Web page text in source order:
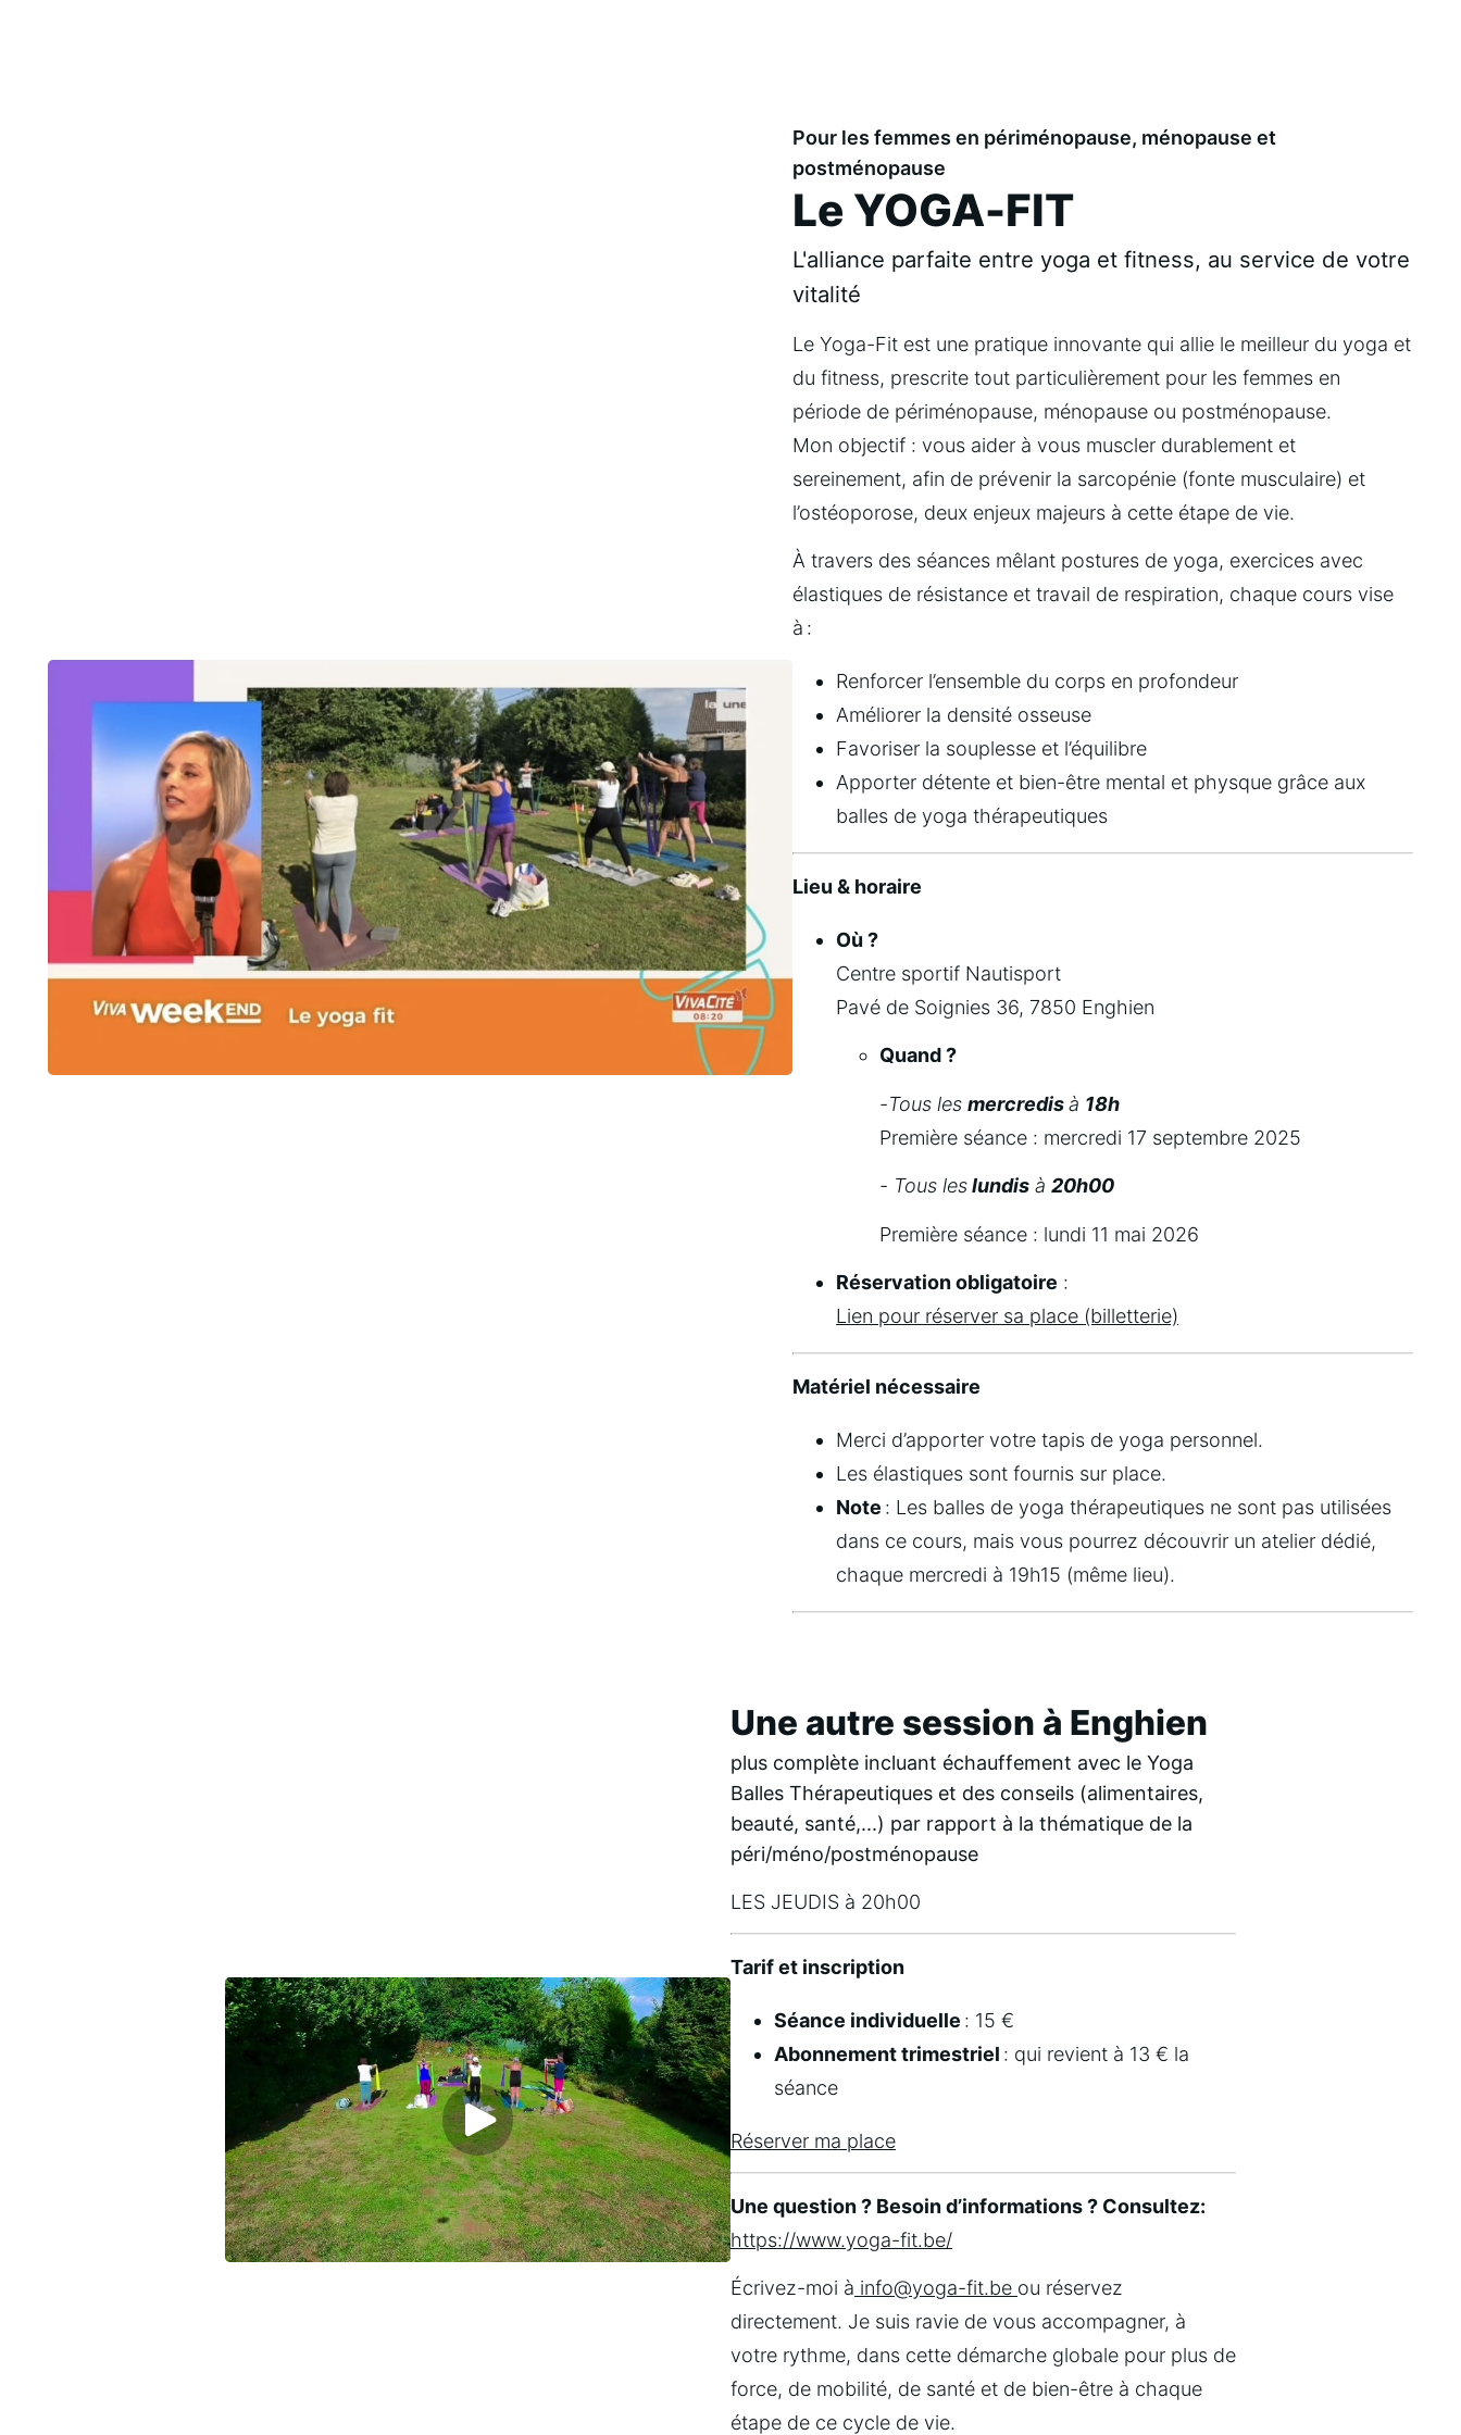
Pour les femmes en périménopause, ménopause et
postménopause
Le YOGA-FIT
L'alliance parfaite entre yoga et fitness, au service de votre
vitalité
Le Yoga-Fit est une pratique innovante qui allie le meilleur du yoga et
du fitness, prescrite tout particulièrement pour les femmes en
période de périménopause, ménopause ou postménopause.
Mon objectif : vous aider à vous muscler durablement et
sereinement, afin de prévenir la sarcopénie (fonte musculaire) et
l’ostéoporose, deux enjeux majeurs à cette étape de vie.
À travers des séances mêlant postures de yoga, exercices avec
élastiques de résistance et travail de respiration, chaque cours vise
à :
Renforcer l’ensemble du corps en profondeur
Améliorer la densité osseuse
Favoriser la souplesse et l’équilibre
Apporter détente et bien-être mental et physque grâce aux
balles de yoga thérapeutiques
Lieu & horaire
Où ?
Centre sportif Nautisport
Pavé de Soignies 36, 7850 Enghien
Quand ?
-Tous les mercredis à 18h
Première séance : mercredi 17 septembre 2025
- Tous les lundis à 20h00
Première séance : lundi 11 mai 2026
Réservation obligatoire :
Lien pour réserver sa place (billetterie)
Matériel nécessaire
Merci d’apporter votre tapis de yoga personnel.
Les élastiques sont fournis sur place.
Note : Les balles de yoga thérapeutiques ne sont pas utilisées
dans ce cours, mais vous pourrez découvrir un atelier dédié,
chaque mercredi à 19h15 (même lieu).
Une autre session à Enghien
plus complète incluant échauffement avec le Yoga
Balles Thérapeutiques et des conseils (alimentaires,
beauté, santé,...) par rapport à la thématique de la
péri/méno/postménopause
LES JEUDIS à 20h00
Tarif et inscription
Séance individuelle : 15 €
Abonnement trimestriel : qui revient à 13 € la
séance
Réserver ma place
https://www.yoga-fit.be/
Écrivez-moi à info@yoga-fit.be ou réservez
directement. Je suis ravie de vous accompagner, à
votre rythme, dans cette démarche globale pour plus de
force, de mobilité, de santé et de bien-être à chaque
étape de ce cycle de vie.